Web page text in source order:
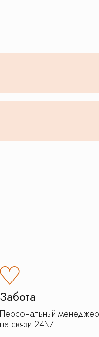
Персональный менеджер
на связи 24\7
Забота